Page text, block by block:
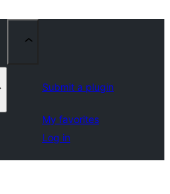
Submit a plugin
My favorites
Log in